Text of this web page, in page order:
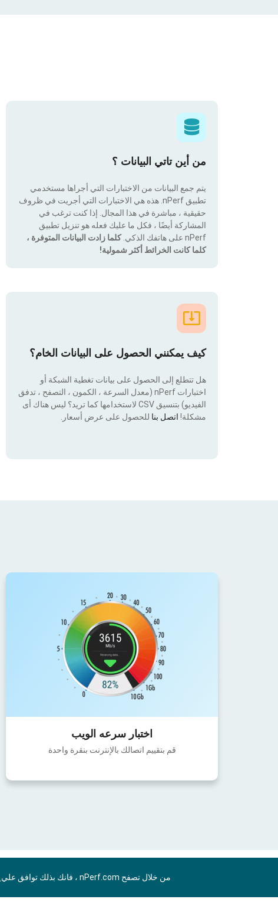
من أين تاتي البيانات ؟
يتم جمع البيانات من الاختبارات التي أجراها مستخدمي
تطبيق nPerf. هذه هي الاختبارات التي أجريت في ظروف
حقيقية ، مباشرة في هذا المجال. إذا كنت ترغب في
المشاركة أيضًا ، فكل ما عليك فعله هو تنزيل تطبيق
nPerf على هاتفك الذكي.
كلما زادت البيانات المتوفرة ،
كلما كانت الخرائط أكثر شمولية!
كيف يمكنني الحصول على البيانات الخام؟
هل تتطلع إلى الحصول على بيانات تغطية الشبكة أو
اختبارات nPerf (معدل السرعة ، الكمون ، التصفح ، تدفق
الفيديو) بتنسيق CSV لاستخدامها كما تريد؟ ليس هناك أى
مشكلة! اتصل بنا للحصول على عرض أسعار.
اختبار سرعه الويب
قم بتقييم اتصالك بالإنترنت بنقرة واحدة
من خلال تصفح nPerf.com ، فانك بذلك توافق علي